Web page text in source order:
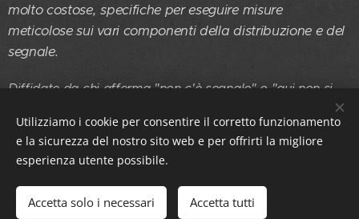
molto costose, specifiche per eseguire misure
meticolose sui vari componenti della distribuzione e del
segnale.
Diffidate da chi afferma "non c'è segnale" o "qui non si
Molti problemi agli impianti derivano infatti da guasti
semplici e facilmente risolvibili. ... eppure i clienti avevano
creduto al non professionista, che dopo aver installato
l'impianto non perfettamente funzionante, gli ha detto che
non c'era segnale... e per forza! spesso i tecnici non
Utilizziamo i cookie per consentire il corretto funzionamento
e la sicurezza del nostro sito web e per offrirti la migliore
esperienza utente possibile.
Accetta solo i necessari Accetta tutti